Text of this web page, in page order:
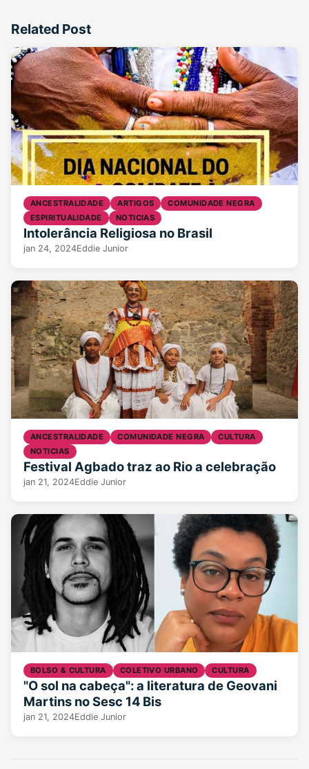
Related Post
ANCESTRALIDADE ARTIGOS
COMUNIDADE NEGRA
ESPIRITUALIDADE
NOTICIAS
Intolerância Religiosa no Brasil
jan 24, 2024Eddie Junior
ANCESTRALIDADE COMUNIDADE NEGRA
CULTURA
NOTICIAS
Festival Agbado traz ao Rio a celebração
jan 21, 2024Eddie Junior
BOLSO & CULTURA COLETIVO URBANO CULTURA
"O sol na cabeça": a literatura de Geovani
Martins no Sesc 14 Bis
jan 21, 2024Eddie Junior